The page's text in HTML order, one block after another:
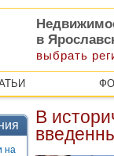
в
выбрать
на
В